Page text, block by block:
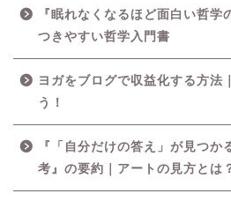
『眠れなくなるほど面白い哲学
つきやすい哲学入門書
ヨガをブログで収益化する方法
う！
『「自分だけの答え」が見つか
考』の要約｜アートの見方とは